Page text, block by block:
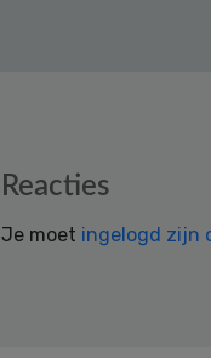
Reacties
Je moet ingelogd zijn